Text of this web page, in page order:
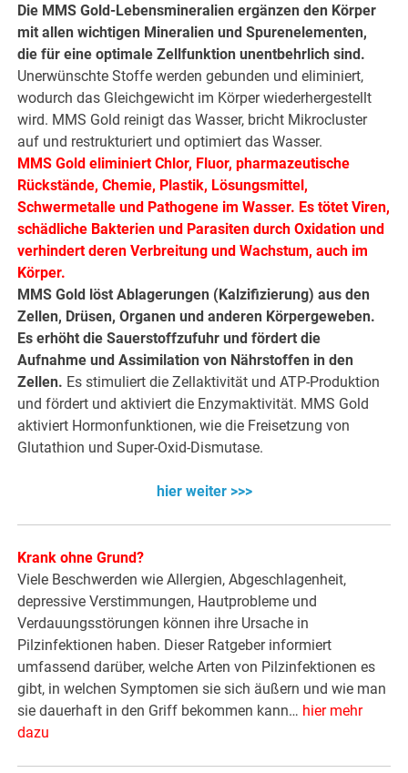
Die MMS Gold-Lebensmineralien ergänzen den Körper
mit allen wichtigen Mineralien und Spurenelementen,
die für eine optimale Zellfunktion unentbehrlich sind.
Unerwünschte Stoffe werden gebunden und eliminiert,
wodurch das Gleichgewicht im Körper wiederhergestellt
wird. MMS Gold reinigt das Wasser, bricht Mikrocluster
auf und restrukturiert und optimiert das Wasser.
MMS Gold eliminiert Chlor, Fluor, pharmazeutische
Rückstände, Chemie, Plastik, Lösungsmittel,
Schwermetalle und Pathogene im Wasser. Es tötet Viren,
schädliche Bakterien und Parasiten durch Oxidation und
verhindert deren Verbreitung und Wachstum, auch im
Körper.
MMS Gold löst Ablagerungen (Kalzifizierung) aus den
Zellen, Drüsen, Organen und anderen Körpergeweben.
Es erhöht die Sauerstoffzufuhr und fördert die
Aufnahme und Assimilation von Nährstoffen in den
Zellen. Es stimuliert die Zellaktivität und ATP-Produktion
und fördert und aktiviert die Enzymaktivität. MMS Gold
aktiviert Hormonfunktionen, wie die Freisetzung von
Glutathion und Super-Oxid-Dismutase.
hier weiter >>>
Krank ohne Grund?
Viele Beschwerden wie Allergien, Abgeschlagenheit,
depressive Verstimmungen, Hautprobleme und
Verdauungsstörungen können ihre Ursache in
Pilzinfektionen haben. Dieser Ratgeber informiert
umfassend darüber, welche Arten von Pilzinfektionen es
gibt, in welchen Symptomen sie sich äußern und wie man
sie dauerhaft in den Griff bekommen kann… hier mehr
dazu